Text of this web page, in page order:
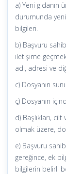
a) Yeni
durumunda
bilgileri.
b) Başvuru
iletişime
adı, adresi ve
c) Dosyanın
ç) Dosyanın
d) Başlıkları,
olmak üzere,
e) Başvuru
gereğince, ek
bilgilerin belirli